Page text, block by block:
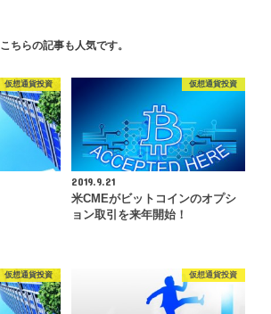
こちらの記事も人気です。
仮想通貨投資 仮想通貨投資
2019.9.21
米CMEがビットコインのオプシ
ョン取引を来年開始！
仮想通貨投資 仮想通貨投資